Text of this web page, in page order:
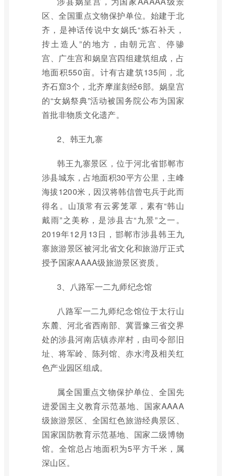
区、全国重点文物保护单位。始建于北
齐，是神话传说中女娲氏“炼石补天，
抟土造人”的地方，由朝元宫、停骖
宫、广生宫和娲皇宫四组建筑组成，占
地面积550亩。计有古建筑135间，北
齐石窟3个，北齐摩崖刻经6部。娲皇宫
的“女娲祭典”活动被国务院公布为国家
首批非物质文化遗产。
2、韩王九寨
韩王九寨景区，位于河北省邯郸市
涉县城东，占地面积30平方公里，主峰
海拔1200米，因汉将韩信曾屯兵于此而
得名。山顶常有云雾笼罩，素有“韩山
戴雨”之美称，是涉县古“九景”之一。
2019年12月13日，邯郸市涉县韩王九
寨旅游景区被河北省文化和旅游厅正式
授予国家AAAA级旅游景区资质。
3、八路军一二九师纪念馆
八路军一二九师纪念馆位于太行山
东麓、河北省西南部、冀晋豫三省交界
处的涉县河南店镇赤岸村，由司令部旧
址、将军岭、陈列馆、赤水湾及相关红
色产业园区组成。
属全国重点文物保护单位、全国先
进爱国主义教育示范基地、国家AAAA
级旅游景区、全国红色旅游经典景区、
国家国防教育示范基地、国家二级博物
馆。全馆总占地面积为5平方千米，属
深山区。